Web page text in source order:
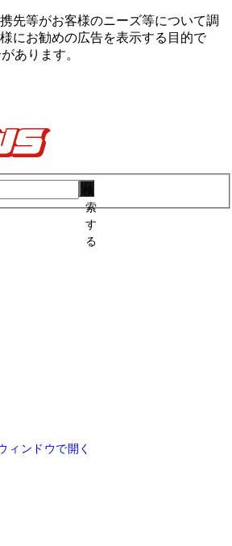
先等がお客様のニーズ等について調
にお勧めの広告を表⽰する⽬的で
あります。
索
す
る
ィンドウで開く